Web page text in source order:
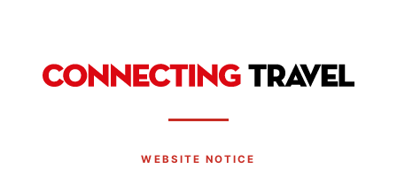
WEBSITE NOTICE